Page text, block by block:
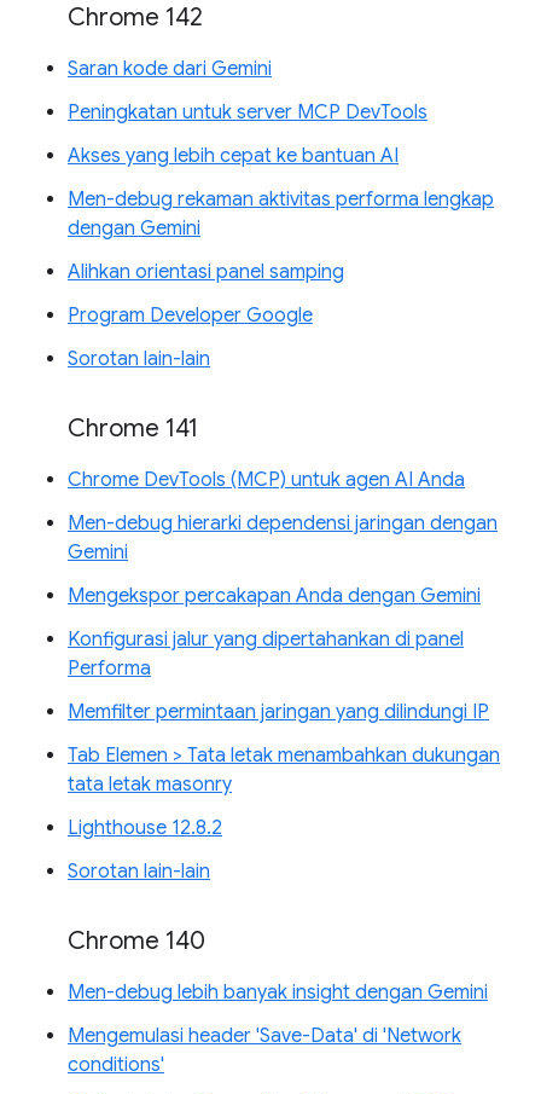
Chrome 142
Saran kode dari Gemini
Peningkatan untuk server MCP DevTools
Akses yang lebih cepat ke bantuan AI
Men-debug rekaman aktivitas performa lengkap
dengan Gemini
Alihkan orientasi panel samping
Program Developer Google
Sorotan lain-lain
Chrome 141
Chrome DevTools (MCP) untuk agen AI Anda
Men-debug hierarki dependensi jaringan dengan
Gemini
Mengekspor percakapan Anda dengan Gemini
Konfigurasi jalur yang dipertahankan di panel
Performa
Memfilter permintaan jaringan yang dilindungi IP
Tab Elemen > Tata letak menambahkan dukungan
tata letak masonry
Lighthouse 12.8.2
Sorotan lain-lain
Chrome 140
Men-debug lebih banyak insight dengan Gemini
Mengemulasi header 'Save-Data' di 'Network
conditions'